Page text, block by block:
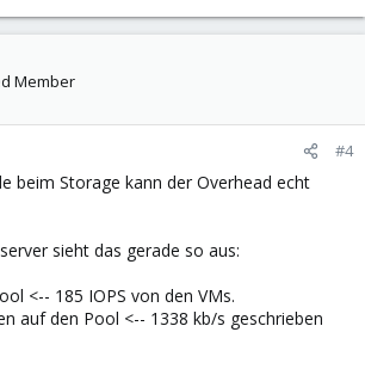
Member
#4
beim Storage kann der Overhead echt
sieht das gerade so aus:
<-- 185 IOPS von den VMs.
auf den Pool <-- 1338 kb/s geschrieben